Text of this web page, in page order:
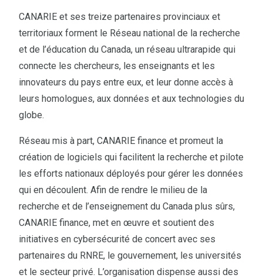
CANARIE et ses treize partenaires provinciaux et
territoriaux forment le Réseau national de la recherche
et de l’éducation du Canada, un réseau ultrarapide qui
connecte les chercheurs, les enseignants et les
innovateurs du pays entre eux, et leur donne accès à
leurs homologues, aux données et aux technologies du
globe.
Réseau mis à part, CANARIE finance et promeut la
création de logiciels qui facilitent la recherche et pilote
les efforts nationaux déployés pour gérer les données
qui en découlent. Afin de rendre le milieu de la
recherche et de l’enseignement du Canada plus sûrs,
CANARIE finance, met en œuvre et soutient des
initiatives en cybersécurité de concert avec ses
partenaires du RNRE, le gouvernement, les universités
et le secteur privé. L’organisation dispense aussi des